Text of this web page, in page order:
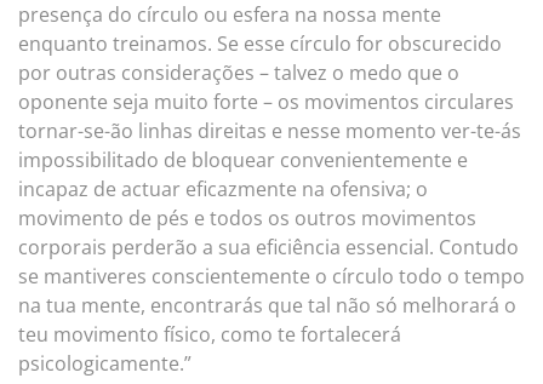
presença do círculo ou esfera na nossa mente
enquanto treinamos. Se esse círculo for obscurecido
por outras considerações – talvez o medo que o
oponente seja muito forte – os movimentos circulares
tornar-se-ão linhas direitas e nesse momento ver-te-ás
impossibilitado de bloquear convenientemente e
incapaz de actuar eficazmente na ofensiva; o
movimento de pés e todos os outros movimentos
corporais perderão a sua eficiência essencial. Contudo
se mantiveres conscientemente o círculo todo o tempo
na tua mente, encontrarás que tal não só melhorará o
teu movimento físico, como te fortalecerá
psicologicamente.”